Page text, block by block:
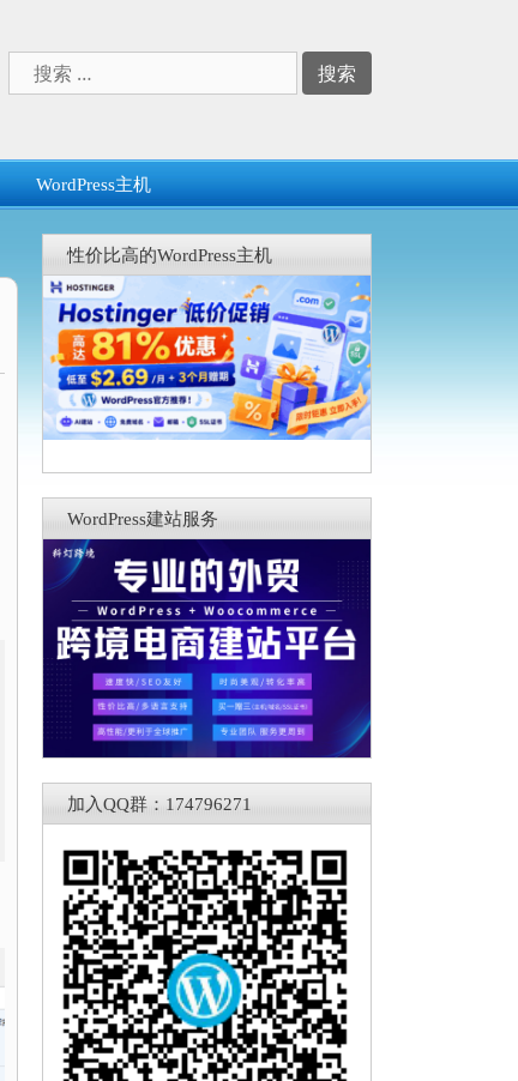
索：
WordPress主机
性价比高的WordPress主机
WordPress建站服务
加入QQ群：174796271